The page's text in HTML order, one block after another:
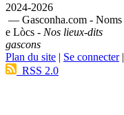
2024-2026
— Gasconha.com - Noms
e Lòcs - Nos lieux-dits
gascons
Plan du site | Se connecter|
RSS 2.0